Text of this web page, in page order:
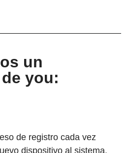
un
you:
de registro cada vez
dispositivo al sistema.